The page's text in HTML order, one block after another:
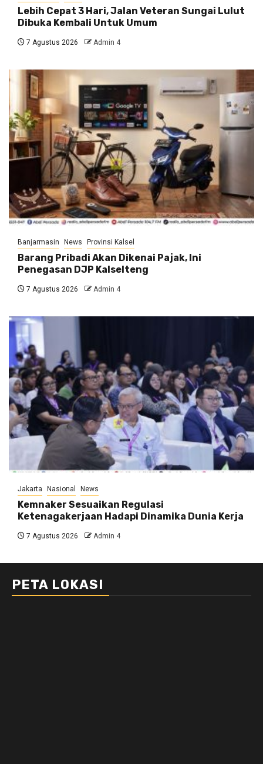
Lebih Cepat 3 Hari, Jalan Veteran Sungai Lulut
Dibuka Kembali Untuk Umum
7 Agustus 2026 Admin 4
Banjarmasin News Provinsi Kalsel
Barang Pribadi Akan Dikenai Pajak, Ini
Penegasan DJP Kalselteng
7 Agustus 2026 Admin 4
Jakarta Nasional News
Kemnaker Sesuaikan Regulasi
Ketenagakerjaan Hadapi Dinamika Dunia Kerja
7 Agustus 2026 Admin 4
PETA LOKASI